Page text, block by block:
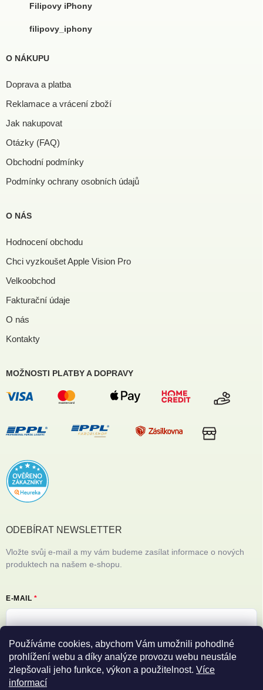
Používáme cookies, abychom Vám umožnili pohodlné
prohlížení webu a díky analýze provozu webu neustále
zlepšovali jeho funkce, výkon a použitelnost. Více
informací
Filipovy iPhony
filipovy_iphony
O NÁKUPU
Doprava a platba
Reklamace a vrácení zboží
Jak nakupovat
Otázky (FAQ)
Obchodní podmínky
Podmínky ochrany osobních údajů
O NÁS
Hodnocení obchodu
Chci vyzkoušet Apple Vision Pro
Velkoobchod
Fakturační údaje
O nás
Kontakty
MOŽNOSTI PLATBY A DOPRAVY
ODEBÍRAT NEWSLETTER
Vložte svůj e-mail a my vám budeme zasílat informace o nových
produktech na našem e-shopu.
E-MAIL
Vložením e-mailu souhlasíte spodmínkami ochrany osobních údajů
Přihlásit se